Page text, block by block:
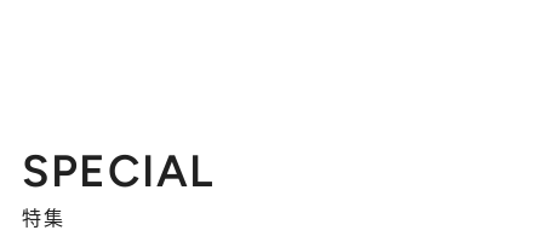
SPECIAL
特集